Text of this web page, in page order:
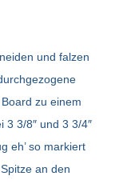
und falzen
zu einem
3 3/8″ und 3 3/4″
eh’ so markiert
an den